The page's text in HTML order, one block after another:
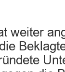
weiter